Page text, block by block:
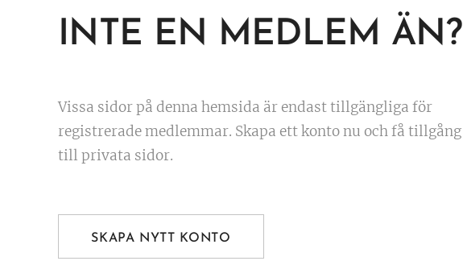
INTE EN MEDLEM ÄN?
Vissa sidor på denna hemsida är endast tillgängliga för
registrerade medlemmar. Skapa ett konto nu och få tillgång
till privata sidor.
SKAPA NYTT KONTO